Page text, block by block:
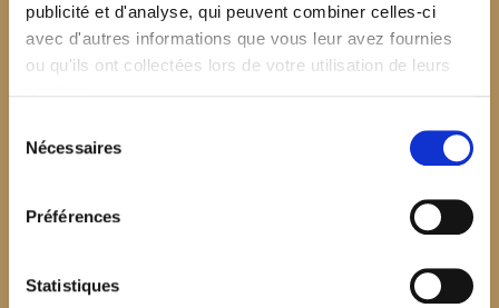
publicité et d'analyse, qui peuvent combiner celles-ci
avec d'autres informations que vous leur avez fournies
ou qu'ils ont collectées lors de votre utilisation de leurs
Nécessaires
Préférences
Statistiques